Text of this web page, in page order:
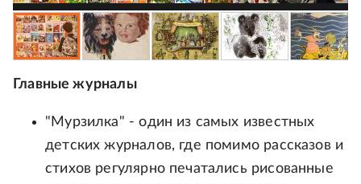
Главные журналы
"Мурзилка" - один из самых известных
детских журналов, где помимо рассказов и
стихов регулярно печатались рисованные